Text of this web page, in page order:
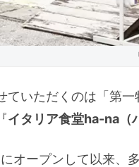
ていただくのは「第
イタリア食堂ha-na（
オープンして以来、